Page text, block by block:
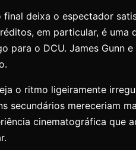
final deixa o espectador
em particular, é uma
para o DCU. James Gunn
o ritmo ligeiramente
secundários mereceriam
cinematográfica que